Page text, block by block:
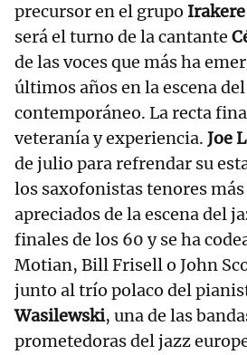
precursor en el grupo Irakere
será el turno de la cantante
de las voces que más ha
últimos años en la escena
contemporáneo. La recta
veteranía y experiencia. Joe
de julio para refrendar su
los saxofonistas tenores
apreciados de la escena del
finales de los 60 y se ha
Motian, Bill Frisell o John
junto al trío polaco del
Wasilewski, una de las
prometedoras del jazz